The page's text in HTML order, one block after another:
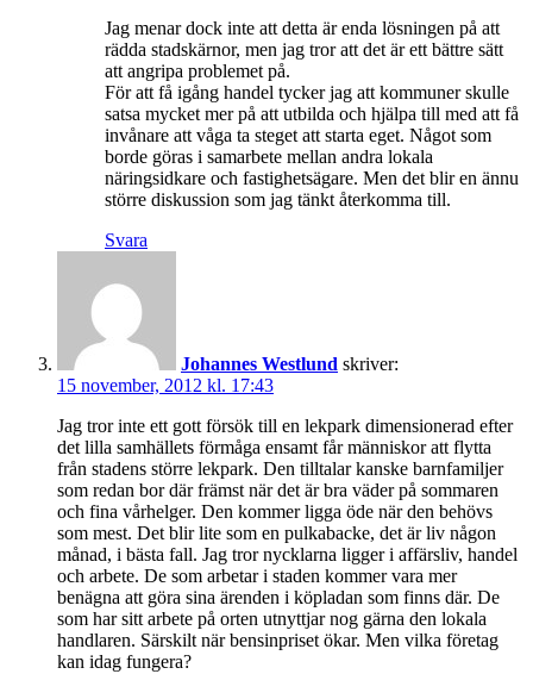
Jag menar dock inte att detta är enda lösningen på att
rädda stadskärnor, men jag tror att det är ett bättre sätt
att angripa problemet på.
För att få igång handel tycker jag att kommuner skulle
satsa mycket mer på att utbilda och hjälpa till med att få
invånare att våga ta steget att starta eget. Något som
borde göras i samarbete mellan andra lokala
näringsidkare och fastighetsägare. Men det blir en ännu
större diskussion som jag tänkt återkomma till.
Svara
Johannes Westlund skriver:
15 november, 2012 kl. 17:43
Jag tror inte ett gott försök till en lekpark dimensionerad efter
det lilla samhällets förmåga ensamt får människor att flytta
från stadens större lekpark. Den tilltalar kanske barnfamiljer
som redan bor där främst när det är bra väder på sommaren
och fina vårhelger. Den kommer ligga öde när den behövs
som mest. Det blir lite som en pulkabacke, det är liv någon
månad, i bästa fall. Jag tror nycklarna ligger i affärsliv, handel
och arbete. De som arbetar i staden kommer vara mer
benägna att göra sina ärenden i köpladan som finns där. De
som har sitt arbete på orten utnyttjar nog gärna den lokala
handlaren. Särskilt när bensinpriset ökar. Men vilka företag
kan idag fungera?